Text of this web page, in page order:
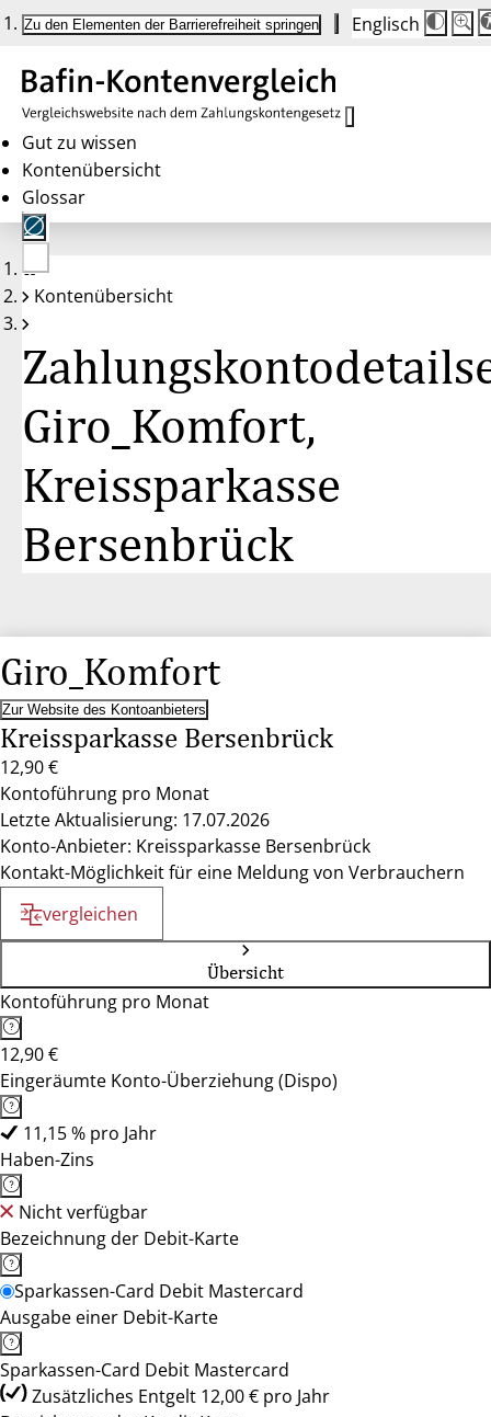
Zu den Elementen der Barrierefreiheit springen Englisch
Die
auf
100
100
Gut zu wissen
Kontenübersicht
Glossar
Keine
Konten
Kontenübersicht
Giro_Komfort,
Kreissparkasse
Bersenbrück
Giro_Komfort
Zur Website des Kontoanbieters
Kreissparkasse Bersenbrück
12,90 €
Kontoführung pro Monat
Letzte Aktualisierung: 17.07.2026
Konto-Anbieter: Kreissparkasse Bersenbrück
Kontakt-Möglichkeit für eine Meldung von Verbrauchern
vergleichen
Übersicht
Kontoführung pro Monat
12,90 €
Eingeräumte Konto-Überziehung (Dispo)
11,15 % pro Jahr
Haben-Zins
Nicht verfügbar
Bezeichnung der Debit-Karte
Sparkassen-Card Debit Mastercard
Ausgabe einer Debit-Karte
Sparkassen-Card Debit Mastercard
Zusätzliches Entgelt 12,00 € pro Jahr